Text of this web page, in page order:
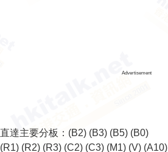
Advertisement
直達主要分板： (B2) (B3) (B5) (B0)
(R1) (R2) (R3) (C2) (C3) (M1) (V) (A10)